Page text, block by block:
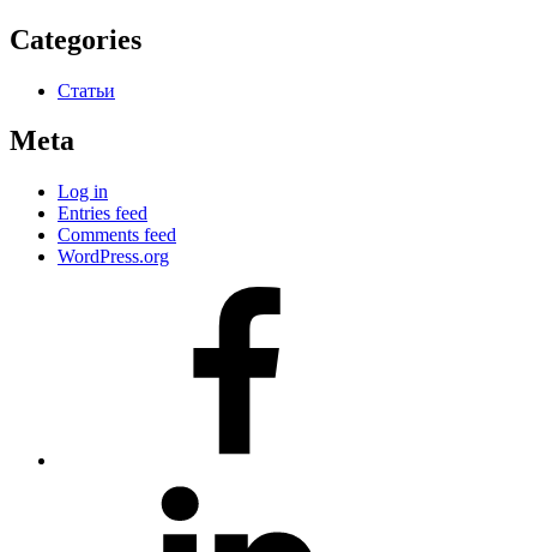
Categories
Статьи
Meta
Log in
Entries feed
Comments feed
WordPress.org